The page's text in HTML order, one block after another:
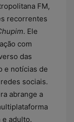
FM,
recorrentes
. Ele
com
das
e notícias de
sociais.
abrange a
adulto.